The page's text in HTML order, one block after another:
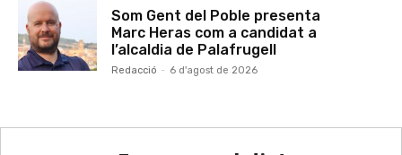
Som Gent del Poble presenta
Marc Heras com a candidat a
l’alcaldia de Palafrugell
Redacció - 6 d'agost de 2026